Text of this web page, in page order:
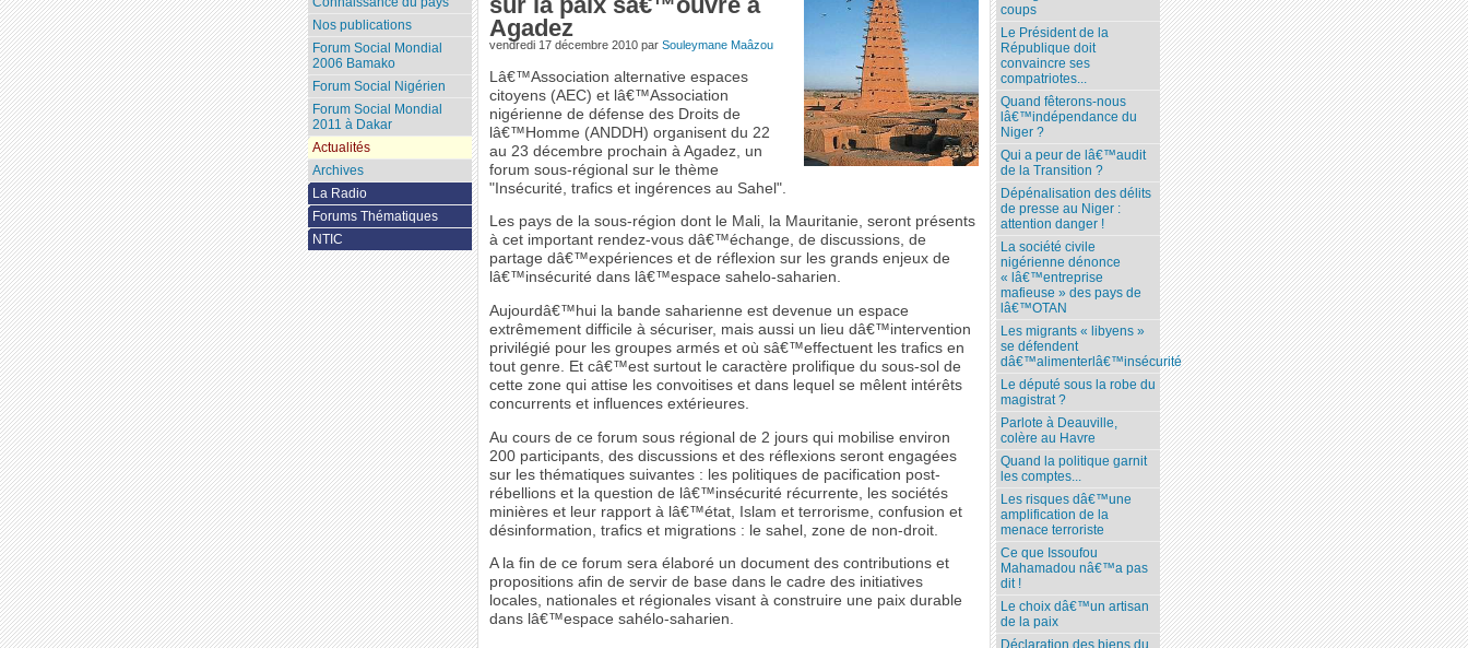
Agadez
vendredi 17 décembre 2010 par Souleymane Maâzou
Lâ€™Association alternative espaces
citoyens (AEC) et lâ€™Association
nigérienne de défense des Droits de
lâ€™Homme (ANDDH) organisent du 22
au 23 décembre prochain à Agadez, un
forum sous-régional sur le thème
"Insécurité, trafics et ingérences au Sahel".
Les pays de la sous-région dont le Mali, la Mauritanie, seront présents
à cet important rendez-vous dâ€™échange, de discussions, de
partage dâ€™expériences et de réflexion sur les grands enjeux de
lâ€™insécurité dans lâ€™espace sahelo-saharien.
Aujourdâ€™hui la bande saharienne est devenue un espace
extrêmement difficile à sécuriser, mais aussi un lieu dâ€™intervention
privilégié pour les groupes armés et où sâ€™effectuent les trafics en
tout genre. Et câ€™est surtout le caractère prolifique du sous-sol de
cette zone qui attise les convoitises et dans lequel se mêlent intérêts
concurrents et influences extérieures.
Au cours de ce forum sous régional de 2 jours qui mobilise environ
200 participants, des discussions et des réflexions seront engagées
sur les thématiques suivantes : les politiques de pacification post-
rébellions et la question de lâ€™insécurité récurrente, les sociétés
minières et leur rapport à lâ€™état, Islam et terrorisme, confusion et
désinformation, trafics et migrations : le sahel, zone de non-droit.
A la fin de ce forum sera élaboré un document des contributions et
propositions afin de servir de base dans le cadre des initiatives
locales, nationales et régionales visant à construire une paix durable
dans lâ€™espace sahélo-saharien.
coups
Le Président de la
République doit
convaincre ses
compatriotes...
Quand fêterons-nous
lâ€™indépendance du
Niger ?
Qui a peur de lâ€™audit
de la Transition ?
Dépénalisation des délits
de presse au Niger :
attention danger !
La société civile
nigérienne dénonce
« lâ€™entreprise
mafieuse » des pays de
lâ€™OTAN
Les migrants « libyens »
se défendent
dâ€™alimenterlâ€™insécurité
Le député sous la robe du
magistrat ?
Parlote à Deauville,
colère au Havre
Quand la politique garnit
les comptes...
Les risques dâ€™une
amplification de la
menace terroriste
Ce que Issoufou
Mahamadou nâ€™a pas
dit !
Le choix dâ€™un artisan
de la paix
Déclaration des biens du
Nos publications
Forum Social Mondial
2006 Bamako
Forum Social Nigérien
Forum Social Mondial
2011 à Dakar
Actualités
Archives
La Radio
Forums Thématiques
NTIC